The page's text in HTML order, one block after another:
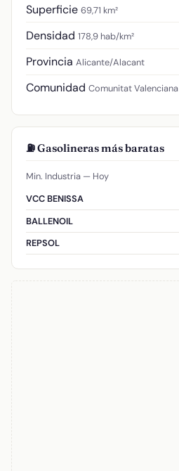
Superficie 69,71 km²
Densidad 178,9 hab/km²
Provincia Alicante/Alacant
Comunidad Comunitat Valenciana
⛽ Gasolineras más baratas
Min. Industria — Hoy
VCC BENISSA
BALLENOIL
REPSOL